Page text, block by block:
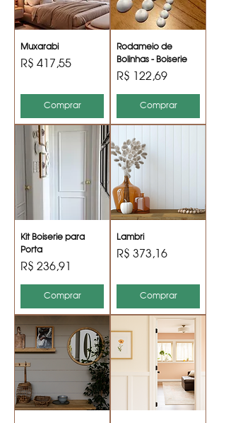
Muxarabi
Preço
R$ 417,55
Comprar
Rodameio de
Bolinhas - Boiserie
Preço
R$ 122,69
Comprar
Kit Boiserie para
Porta
Preço
R$ 236,91
Comprar
Lambri
Preço
R$ 373,16
Comprar